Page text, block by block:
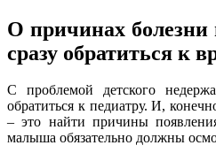
О причинах
сразу обратиться к
С проблемой детского
обратиться к педиатру. И,
– это найти причины
малыша обязательно должны